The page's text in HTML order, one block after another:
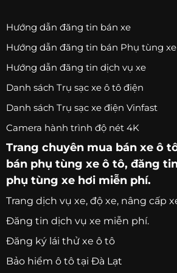
Hướng dẫn đăng tin bán xe
Hướng dẫn đăng tin bán Phụ tùng xe
Hướng dẫn đăng tin dịch vụ xe
Danh sách Trụ sạc xe ô tô điện
Danh sách Trụ sạc xe điện Vinfast
Camera hành trình độ nét 4K
Trang chuyên mua bán xe ô
bán phụ tùng xe ô tô, đăng
phụ tùng xe hơi miễn phí.
Trang dịch vụ xe, độ xe, nâng cấp
Đăng tin dịch vụ xe miễn phí.
Đăng ký lái thử xe ô tô
Bảo hiểm ô tô tại Đà Lạt